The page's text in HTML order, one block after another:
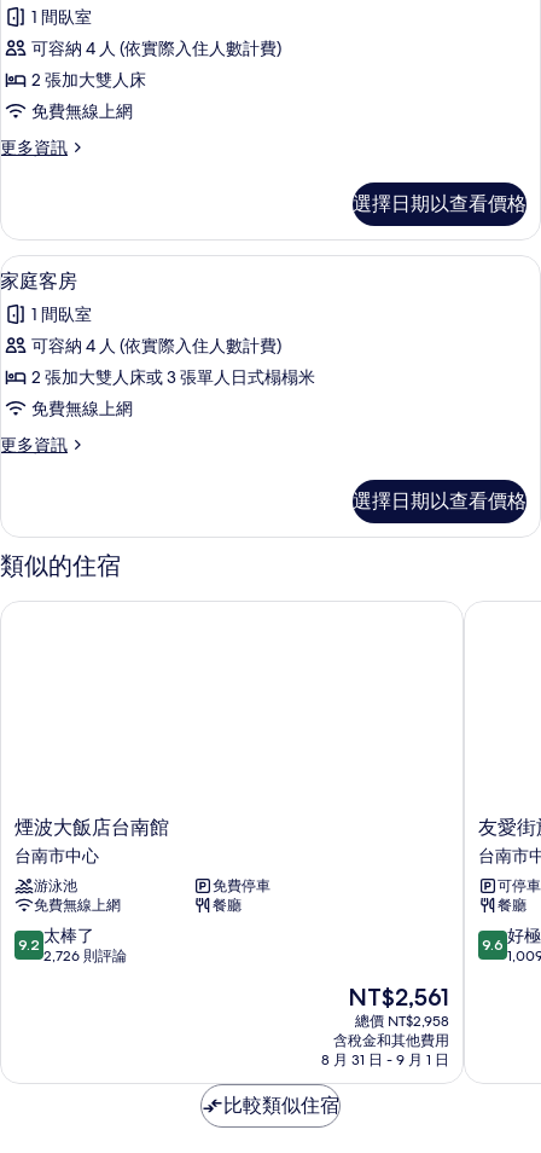
片
詳
情
標
準
四
房
所
有
相
片
1 間臥室
可容納 4 人 (依實際入住人數計費)
2 張加大雙人床
免費無線上網
更多資訊
更
四
人
房
的
詳
情
選擇日期以查看價格
顯
示
家
庭
客
的
有
相
片
家庭客房 | 書桌、遮光布/窗簾、免費
8
家庭客房
1 間臥室
可容納 4 人 (依實際入住人數計費)
2 張加大雙人床或 3 張單人日式榻榻米
免費無線上網
更多資訊
更
客
房
的
情
選擇日期以查看價格
類似的住宿
煙
波
大
飯
店
台
南
心
煙波大飯店台南館
台南市中心
游泳池
免費停車
免費無線上網
餐廳
9.2
分，
棒
9.2 太棒了
2,726 則評論
現
在
價
格
為
NT$2,561
總價 NT$2,958
含稅金和其他費用
8 月 31 日 - 9 月 1 日
煙波大飯店台南館
友
愛
街
旅
館
台
南
友愛街
台南市
可停車
餐廳
9.6
分，
極
9.6 好
友愛街
比較類似住宿